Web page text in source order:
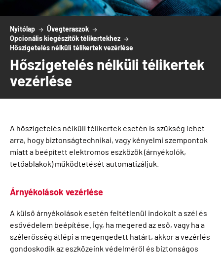
Nyitólap
Üvegteraszok
Opcionális kiegészítők télikertekhez
Hőszigetelés nélküli télikertek vezérlése
Hőszigetelés nélküli télikertek
vezérlése
A hőszigetelés nélküli télikertek esetén is szükség lehet
arra, hogy biztonságtechnikai, vagy kényelmi szempontok
miatt a beépített elektromos eszközök (árnyékolók,
tetőablakok) működtetését automatizáljuk.
Árnyékolások vezérlése
A külső árnyékolások esetén feltétlenül indokolt a szél és
esővédelem beépítése. Így, ha megered az eső, vagy ha a
szélerősség átlépi a megengedett határt, akkor a vezérlés
gondoskodik az eszközeink védelméről és biztonságos